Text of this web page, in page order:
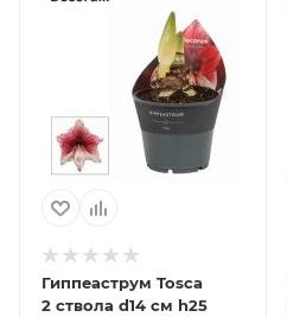
Гиппеаструм Tosca
2 ствола d14 см h25